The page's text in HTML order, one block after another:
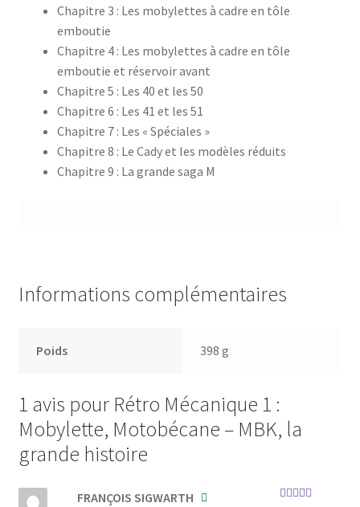
Chapitre 3 : Les mobylettes à cadre en tôle
emboutie
Chapitre 4 : Les mobylettes à cadre en tôle
emboutie et réservoir avant
Chapitre 5 : Les 40 et les 50
Chapitre 6 : Les 41 et les 51
Chapitre 7 : Les « Spéciales »
Chapitre 8 : Le Cady et les modèles réduits
Chapitre 9 : La grande saga M
Informations complémentaires
Poids 398 g
1 avis pour Rétro Mécanique 1 :
Mobylette, Motobécane – MBK, la
grande histoire
FRANÇOIS SIGWARTH